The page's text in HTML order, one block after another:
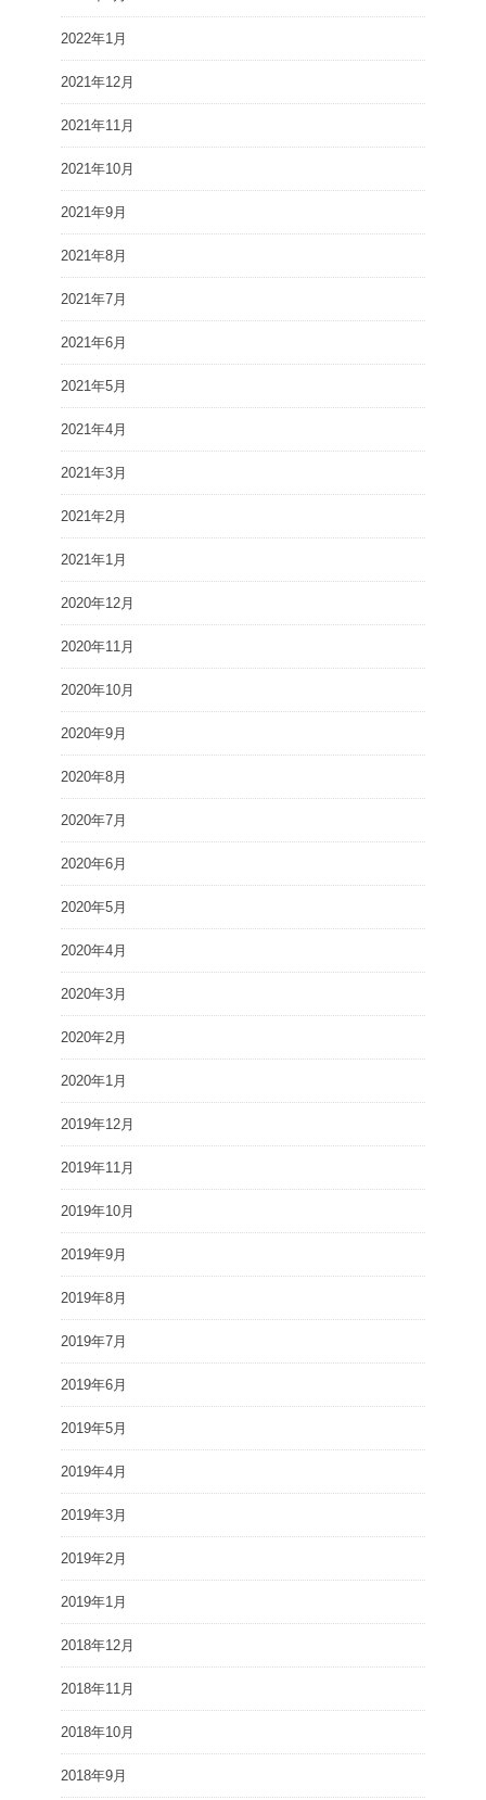
2022年1月
2021年12月
2021年11月
2021年10月
2021年9月
2021年8月
2021年7月
2021年6月
2021年5月
2021年4月
2021年3月
2021年2月
2021年1月
2020年12月
2020年11月
2020年10月
2020年9月
2020年8月
2020年7月
2020年6月
2020年5月
2020年4月
2020年3月
2020年2月
2020年1月
2019年12月
2019年11月
2019年10月
2019年9月
2019年8月
2019年7月
2019年6月
2019年5月
2019年4月
2019年3月
2019年2月
2019年1月
2018年12月
2018年11月
2018年10月
2018年9月